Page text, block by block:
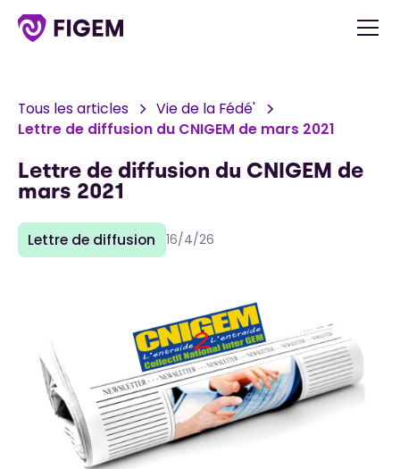
Tous les articles
Vie de la Fédé'
Lettre de diffusion du CNIGEM de mars 2021
Lettre de diffusion du CNIGEM de
mars 2021
Lettre de diffusion 16/4/26